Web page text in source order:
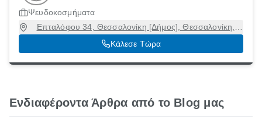
Ψευδοκοσμήματα
Επταλόφου 34, Θεσσαλονίκη [Δήμος], Θεσσαλονίκη,
54454
Κάλεσε Τώρα
Ενδιαφέροντα Άρθρα από το Blog μας